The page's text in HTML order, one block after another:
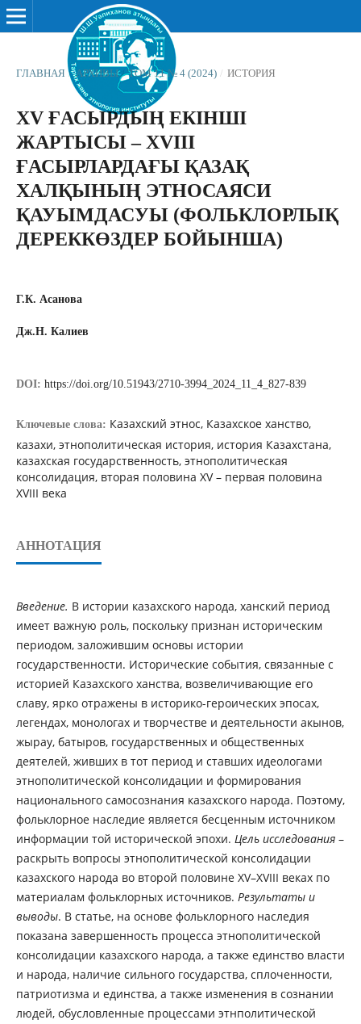
ГЛАВНАЯ / АРХИВЫ / ТОМ 11 № 4 (2024) / ИСТОРИЯ
XV ҒАСЫРДЫҢ ЕКІНШІ
ЖАРТЫСЫ – XVIII
ҒАСЫРЛАРДАҒЫ ҚАЗАҚ
ХАЛҚЫНЫҢ ЭТНОСАЯСИ
ҚАУЫМДАСУЫ (ФОЛЬКЛОРЛЫҚ
ДЕРЕККӨЗДЕР БОЙЫНША)
Г.К. Асанова
Дж.Н. Калиев
DOI: https://doi.org/10.51943/2710-3994_2024_11_4_827-839
Ключевые слова: Казахский этнос, Казахское ханство,
казахи, этнополитическая история, история Казахстана,
казахская государственность, этнополитическая
консолидация, вторая половина XV – первая половина
XVIII века
АННОТАЦИЯ
Введение. В истории казахского народа, ханский период
имеет важную роль, поскольку признан историческим
периодом, заложившим основы истории
государственности. Исторические события, связанные с
историей Казахского ханства, возвеличивающие его
славу, ярко отражены в историко-героических эпосах,
легендах, монологах и творчестве и деятельности акынов,
жырау, батыров, государственных и общественных
деятелей, живших в тот период и ставших идеологами
этнополитической консолидации и формирования
национального самосознания казахского народа. Поэтому,
фольклорное наследие является бесценным источником
информации той исторической эпохи. Цель исследования–
раскрыть вопросы этнополитической консолидации
казахского народа во второй половине XV–XVIII веках по
материалам фольклорных источников. Результаты и
выводы. В статье, на основе фольклорного наследия
показана завершенность процесса этнополитической
консолидации казахского народа, а также единство власти
и народа, наличие сильного государства, сплоченности,
патриотизма и единства, а также изменения в сознании
людей, обусловленные процессами этнполитической